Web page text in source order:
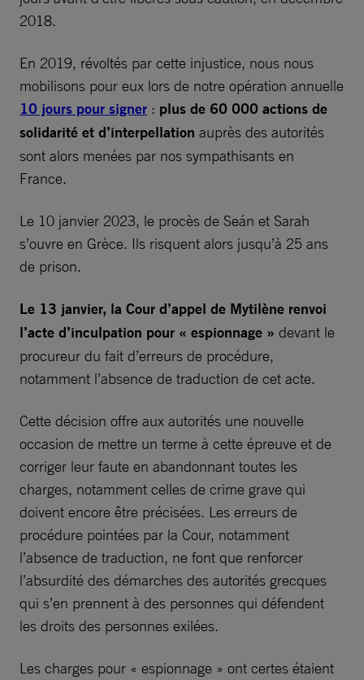
2018.
En 2019, révoltés par cette injustice, nous nous
mobilisons pour eux lors de notre opération annuelle
10 jours pour signer : plus de 60 000 actions de
solidarité et d’interpellation auprès des autorités
sont alors menées par nos sympathisants en
France.
Le 10 janvier 2023, le procès de Seán et Sarah
s’ouvre en Grèce. Ils risquent alors jusqu’à 25 ans
de prison.
Le 13 janvier, la Cour d’appel de Mytilène renvoi
l’acte d’inculpation pour « espionnage » devant le
procureur du fait d’erreurs de procédure,
notamment l’absence de traduction de cet acte.
Cette décision offre aux autorités une nouvelle
occasion de mettre un terme à cette épreuve et de
corriger leur faute en abandonnant toutes les
charges, notamment celles de crime grave qui
doivent encore être précisées. Les erreurs de
procédure pointées par la Cour, notamment
l’absence de traduction, ne font que renforcer
l’absurdité des démarches des autorités grecques
qui s’en prennent à des personnes qui défendent
les droits des personnes exilées.
Les charges pour « espionnage » ont certes étaient